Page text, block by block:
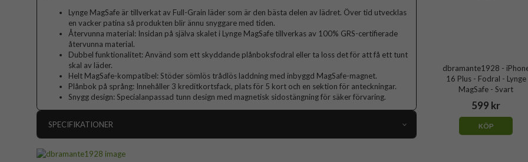
dbramante1928 -
16 Plus - Fodral - Lynge
MagSafe - Svart
599 kr
KÖP
Lynge MagSafe är tillverkat av Full-Grain läder som är den bästa delen av lädret. Över tid utvecklas
en vacker patina så produkten blir ännu snyggare med tiden.
Återvunna material: Insidan på själva skalet i Lynge MagSafe tillverkas av 100% GRS-certifierade
återvunna material.
Dubbel funktionalitet: Använd som ett skyddande plånboksfodral eller ta loss det för att få ett tunt
skal av läder.
Helt MagSafe-kompatibel: Stöder sömlös trådlös laddning med inbyggd MagSafe-magnet.
Plånbok på språng: Innehåller 3 kreditkortsfack, plats för 5 kort och en sektion för anteckningar.
Snygg design: Specialanpassad tunn design med magnetisk sidostängning för säker förvaring.
SPECIFIKATIONER